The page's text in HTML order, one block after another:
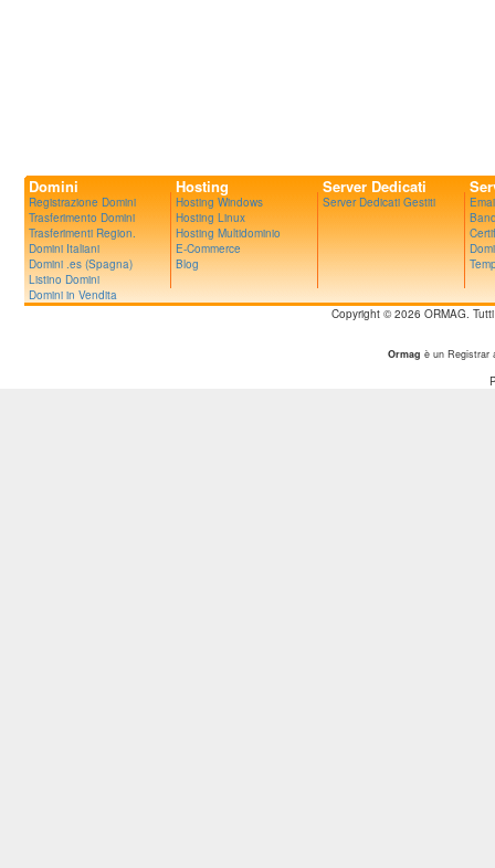
Domini Hosting Server Dedicati
Registrazione Domini
Trasferimento Domini
Trasferimenti Region.
Domini Italiani
Domini .es (Spagna)
Listino Domini
Domini in Vendita
Hosting Windows
Hosting Linux
Hosting Multidominio
E-Commerce
Blog
Server Dedicati Gestiti
Copyright © 2026 ORMAG.
Ormag è un Registrar